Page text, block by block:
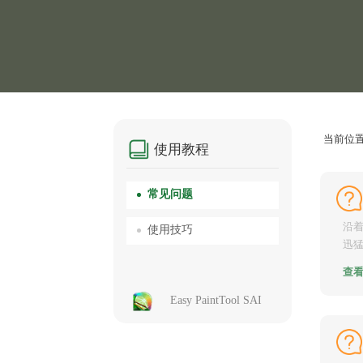
使用教程
常见问题
使用技巧
Easy PaintTool SAI
当前位
沿
迅
查